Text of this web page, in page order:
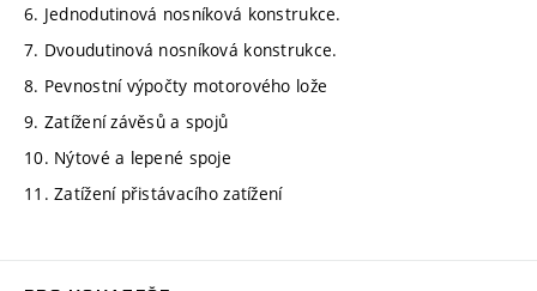
6. Jednodutinová nosníková konstrukce.
7. Dvoudutinová nosníková konstrukce.
8. Pevnostní výpočty motorového lože
9. Zatížení závěsů a spojů
10. Nýtové a lepené spoje
11. Zatížení přistávacího zatížení